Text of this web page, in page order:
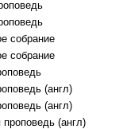
собрание
собрание
(англ)
(англ)
проповедь (англ)